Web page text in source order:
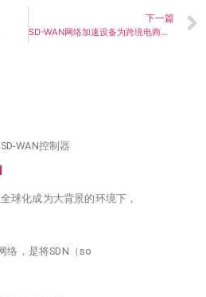
下一篇
SD-WAN网络加速设备为跨境电商扫清障碍
WAN控制器
球化成为大背景的环境下，
络，是将SDN（so